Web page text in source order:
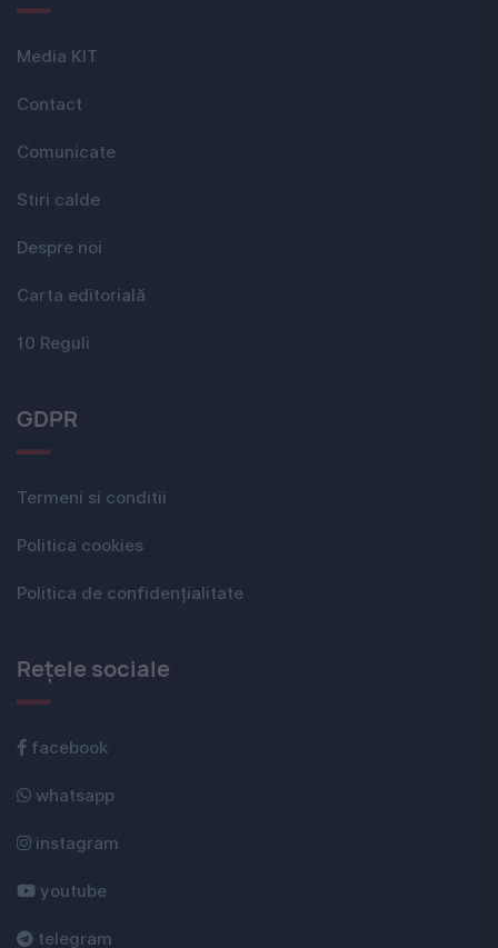
Media KIT
Contact
Comunicate
Stiri calde
Despre noi
Carta editorială
10 Reguli
GDPR
Termeni si conditii
Politica cookies
Politica de confidențialitate
Rețele sociale
facebook
whatsapp
instagram
youtube
telegram